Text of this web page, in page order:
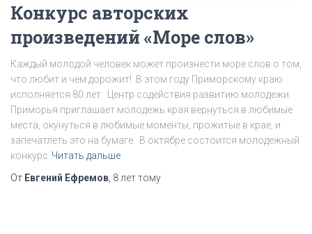
Конкурс авторских
произведений «Море слов»
Каждый молодой человек может произнести море слов о том,
что любит и чем дорожит! В этом году Приморскому краю
исполняется 80 лет. Центр содействия развитию молодежи
Приморья приглашает молодежь края вернуться в любимые
места, окунуться в любимые моменты, прожитые в крае, и
запечатлеть это на бумаге. В октябре состоится молодежный
конкурс Читать дальше
От Евгений Ефремов 8 леттому